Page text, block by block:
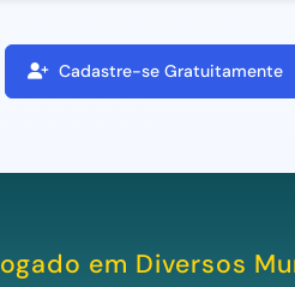
Cadastre-se Gratuitamente
em Diversos